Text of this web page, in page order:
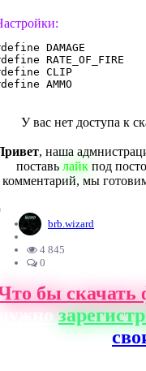
DAMAGE				1.0
RATE_OF_FIRE		0.2
CLIP					8
У вас нет доступа к
, наша
поставь лайкпод
комментарий, мы
brb.wizard
4 845
0
бы скачать